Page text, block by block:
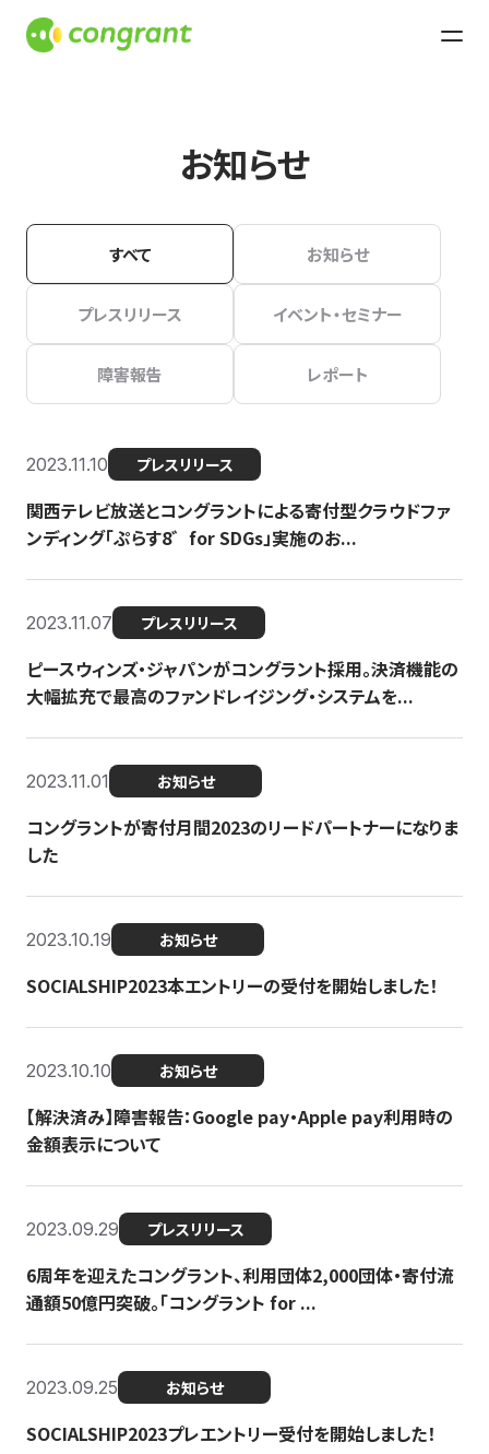
お知らせ
すべて お知らせ
プレスリリース イベント・セミナー
障害報告 レポート
2023.11.10 プレスリリース
関西テレビ放送とコングラントによる寄付型クラウドファ
ンディング「ぷらす8゛for SDGs」実施のお...
2023.11.07 プレスリリース
ピースウィンズ・ジャパンがコングラント採用。決済機能の
大幅拡充で最高のファンドレイジング・システムを...
2023.11.01 お知らせ
コングラントが寄付月間2023のリードパートナーになりま
した
2023.10.19 お知らせ
SOCIALSHIP2023本エントリーの受付を開始しました！
2023.10.10 お知らせ
【解決済み】障害報告：Google pay・Apple pay利用時の
金額表示について
2023.09.29 プレスリリース
6周年を迎えたコングラント、利用団体2,000団体・寄付流
通額50億円突破。「コングラント for ...
2023.09.25 お知らせ
SOCIALSHIP2023プレエントリー受付を開始しました！